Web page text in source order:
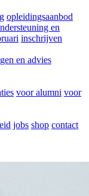
opleidingsaanbod
en
inschrijven
en advies
voor alumni voor
jobs shop contact